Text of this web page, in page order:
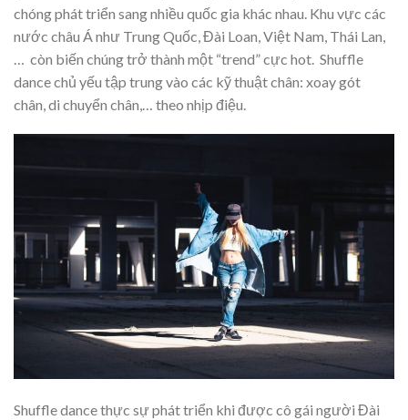
chóng phát triển sang nhiều quốc gia khác nhau. Khu vực các
nước châu Á như Trung Quốc, Đài Loan, Việt Nam, Thái Lan,
… còn biến chúng trở thành một “trend” cực hot. Shuffle
dance chủ yếu tập trung vào các kỹ thuật chân: xoay gót
chân, di chuyển chân,… theo nhịp điệu.
Shuffle dance thực sự phát triển khi được cô gái người Đài